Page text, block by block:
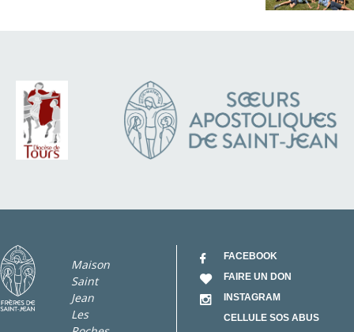
Maison
Saint
Jean
Les
FACEBOOK
FAIRE UN DON
INSTAGRAM
CELLULE SOS ABUS